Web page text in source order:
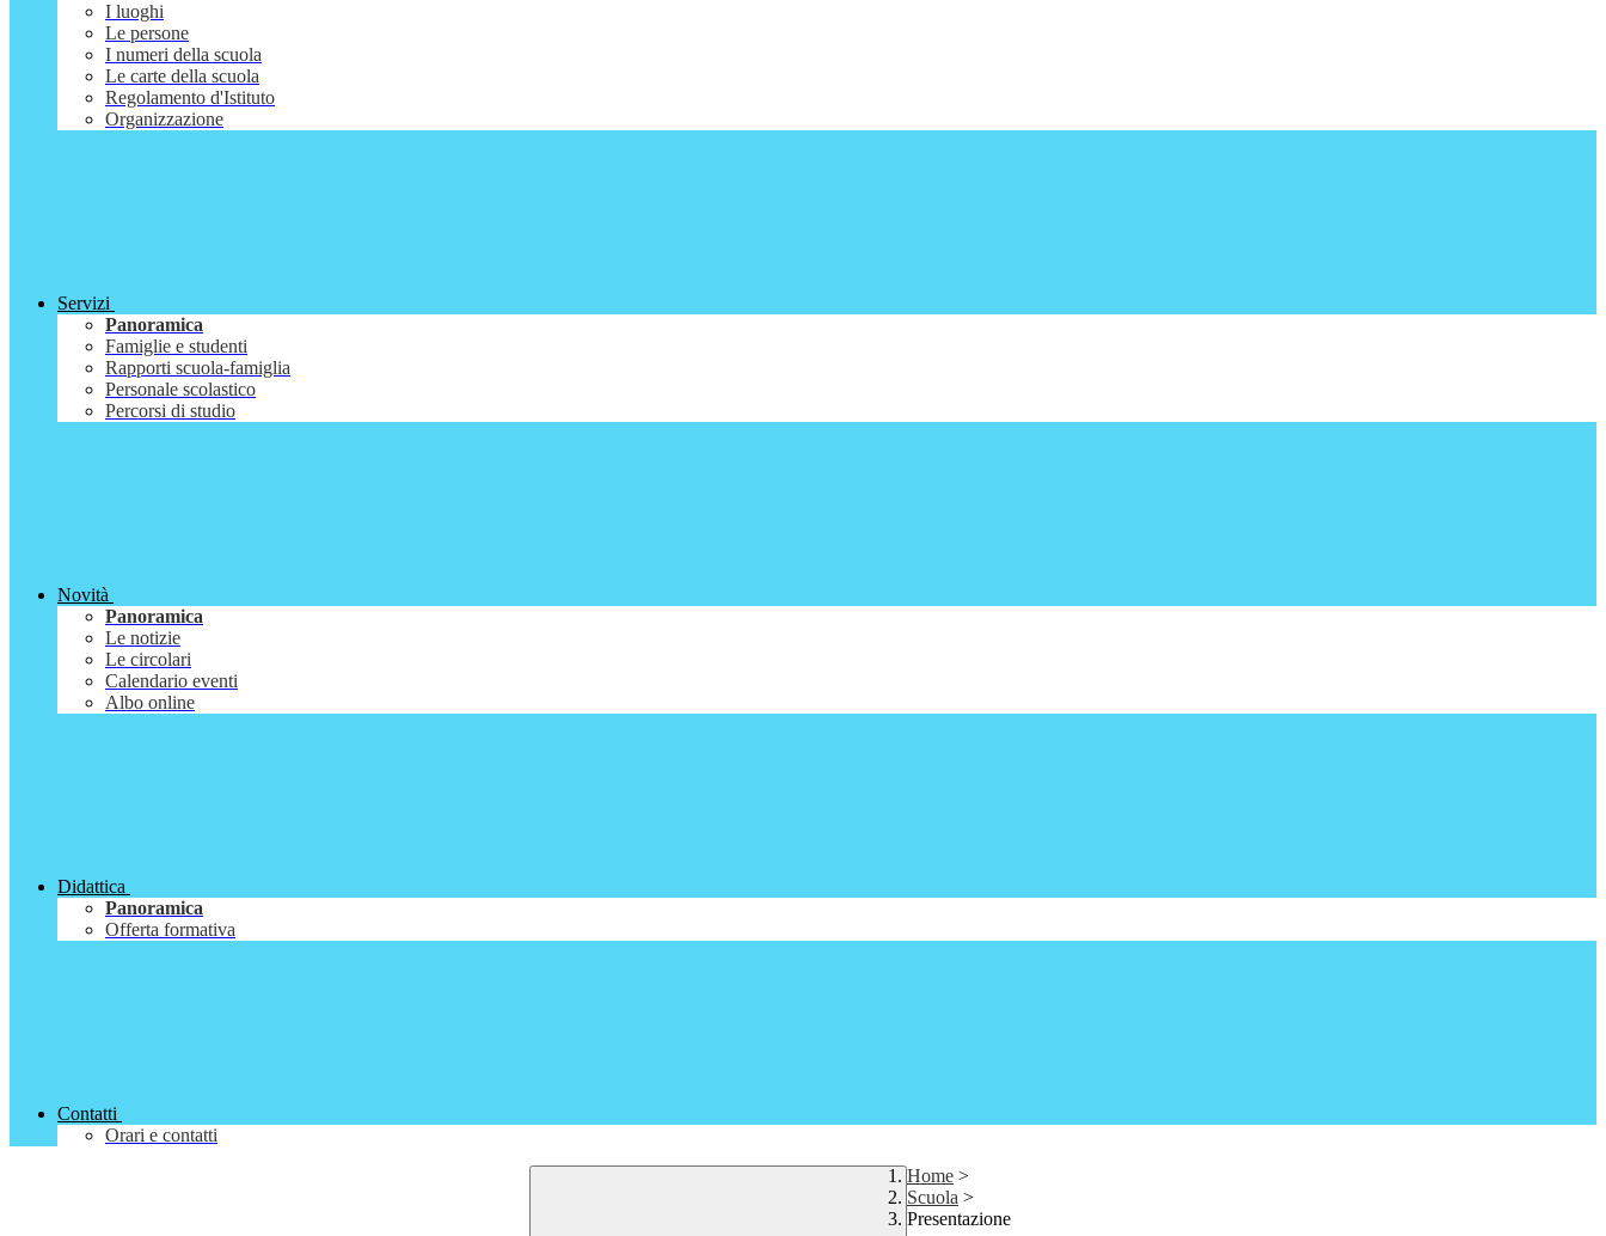
I luoghi
Le persone
I numeri della scuola
Le carte della scuola
Regolamento d'Istituto
Organizzazione
Servizi
Panoramica
Famiglie e studenti
Rapporti scuola-famiglia
Personale scolastico
Percorsi di studio
Novità
Panoramica
Le notizie
Le circolari
Calendario eventi
Albo online
Didattica
Panoramica
Offerta formativa
Contatti
Orari e contatti
Home >
Scuola >
Presentazione